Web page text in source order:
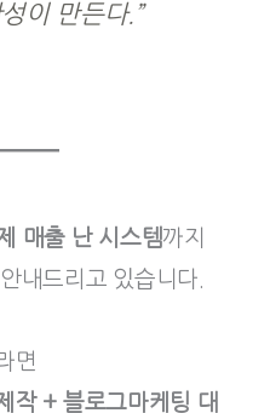
이 만든다.”
매출 난 시스템까지
내드리고 있습니다.
면
작 + 블로그마케팅 대